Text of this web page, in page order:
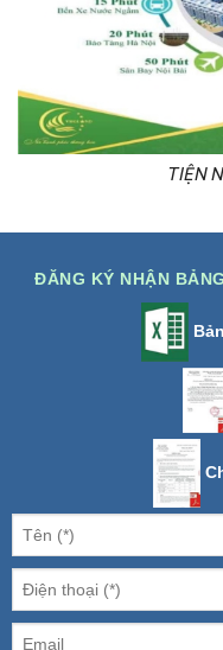
TIỆN
ĐĂNG KÝ NHẬN